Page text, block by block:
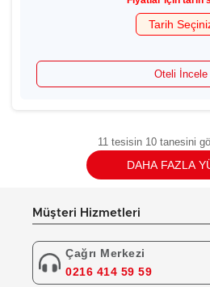
Tarih
Oteli İncele
11 tesisin 10 tanesini
DAHA FAZLA
Müşteri Hizmetleri
Çağrı Merkezi
0216 414 59 59